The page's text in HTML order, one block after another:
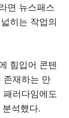
면 뉴스패스
히는 작업의
힘입어 콘텐
존재하는 만
러다임에도
석했다.